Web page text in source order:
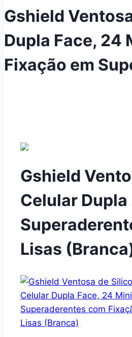
Gshield
Dupla Face, 24
Fixação em
Gshield
Celular
Lisas